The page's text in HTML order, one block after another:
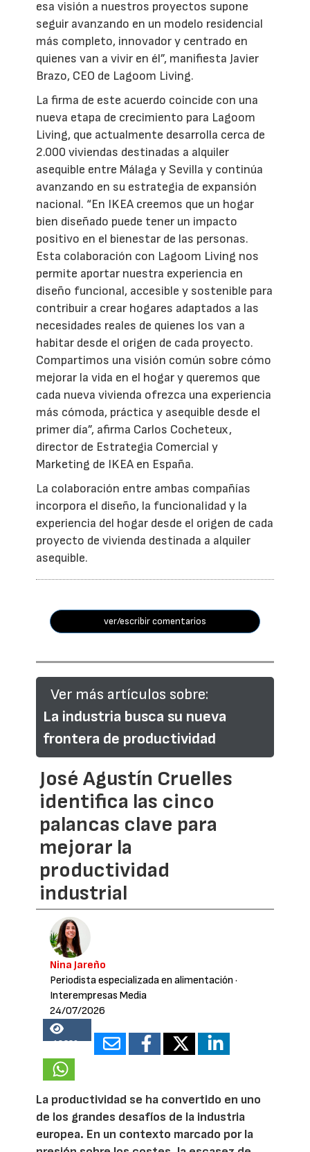
esa visión a nuestros proyectos supone
seguir avanzando en un modelo residencial
más completo, innovador y centrado en
quienes van a vivir en él”, manifiesta Javier
Brazo, CEO de Lagoom Living.
La firma de este acuerdo coincide con una
nueva etapa de crecimiento para Lagoom
Living, que actualmente desarrolla cerca de
2.000 viviendas destinadas a alquiler
asequible entre Málaga y Sevilla y continúa
avanzando en su estrategia de expansión
nacional. “En IKEA creemos que un hogar
bien diseñado puede tener un impacto
positivo en el bienestar de las personas.
Esta colaboración con Lagoom Living nos
permite aportar nuestra experiencia en
diseño funcional, accesible y sostenible para
contribuir a crear hogares adaptados a las
necesidades reales de quienes los van a
habitar desde el origen de cada proyecto.
Compartimos una visión común sobre cómo
mejorar la vida en el hogar y queremos que
cada nueva vivienda ofrezca una experiencia
más cómoda, práctica y asequible desde el
primer día”, afirma Carlos Cocheteux,
director de Estrategia Comercial y
Marketing de IKEA en España.
La colaboración entre ambas compañías
incorpora el diseño, la funcionalidad y la
experiencia del hogar desde el origen de cada
proyecto de vivienda destinada a alquiler
asequible.
ver/escribir comentarios
Ver más artículos sobre:
La industria busca su nueva
frontera de productividad
José Agustín Cruelles
identifica las cinco
palancas clave para
mejorar la
productividad
industrial
Nina Jareño
Periodista especializada en alimentación ·
Interempresas Media
24/07/2026
18330
La productividad se ha convertido en uno
de los grandes desafíos de la industria
europea. En un contexto marcado por la